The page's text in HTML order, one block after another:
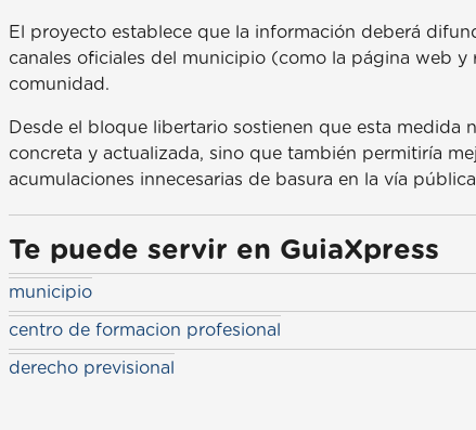
El proyecto establece que la información deberá
canales oficiales del municipio (como la página web y
comunidad.
Desde el bloque libertario sostienen que esta medida
concreta y actualizada, sino que también permitiría
acumulaciones innecesarias de basura en la vía
Te puede servir en GuiaXpress
municipio
centro de formacion profesional
derecho previsional